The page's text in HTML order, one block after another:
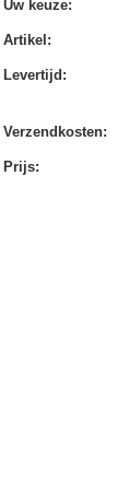
Uw keuze:
Artikel :
Levertijd :
Verzendkosten:
Prijs: